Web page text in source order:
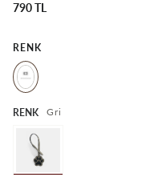
790 TL
RENK
RENK Gri